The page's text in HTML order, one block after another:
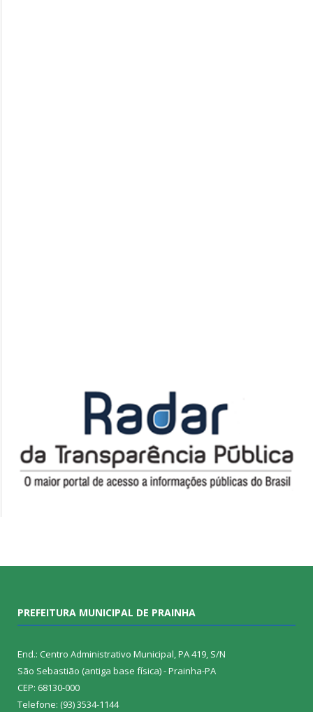
PREFEITURA MUNICIPAL DE PRAINHA
End.: Centro Administrativo Municipal, PA 419, S/N
São Sebastião (antiga base física) - Prainha-PA
CEP: 68130-000
Telefone: (93) 3534-1144